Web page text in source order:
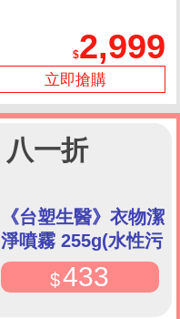
2,999
立即搶購
八一折
《台塑生醫》衣物潔
淨噴霧 255g(水性污
漬)
433